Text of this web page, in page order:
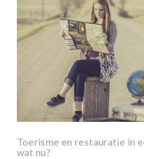
Toerisme en restauratie in
wat nu?